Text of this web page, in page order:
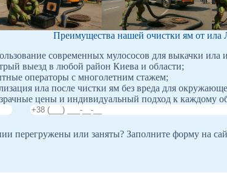
Преимущества нашей очистки ям от ила
современных мулососов для выкачки ила
выезд в любой район Киева и области;
операторы с многолетним стажем;
ила после чистки ям без вреда для
цены и индивидуальный подход к каждому
перегружены или заняты? Заполните форму на